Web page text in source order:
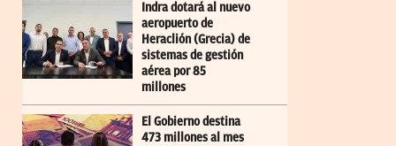
Indra dotará al nuevo
aeropuerto de
Heraclión (Grecia) de
sistemas de gestión
aérea por 85
millones
El Gobierno destina
473 millones al mes